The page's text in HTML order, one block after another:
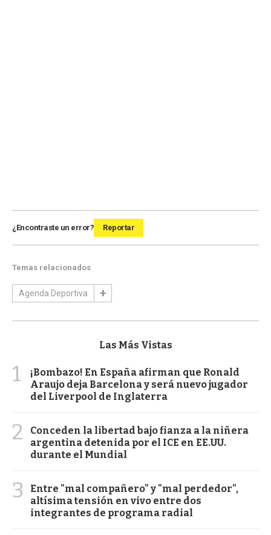
¿Encontraste un error? Reportar
Temas relacionados
Agenda Deportiva
Las Más Vistas
1
¡Bombazo! En España afirman que Ronald
Araujo deja Barcelona y será nuevo jugador
del Liverpool de Inglaterra
2
Conceden la libertad bajo fianza a la niñera
argentina detenida por el ICE en EE.UU.
durante el Mundial
3
Entre "mal compañero" y "mal perdedor",
altísima tensión en vivo entre dos
integrantes de programa radial